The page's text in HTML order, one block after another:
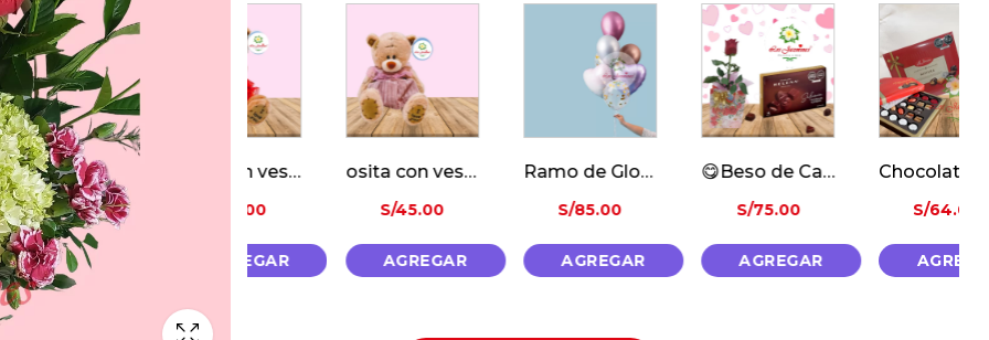
Oso Con «I Love You»
S/
osita con vestido
AGREGAR
Ramo de Globos Metalicos
AGREGAR
😋Beso de Cacao🍫
AGREGAR
Chocolate la iberica Mixtura
AGREGAR